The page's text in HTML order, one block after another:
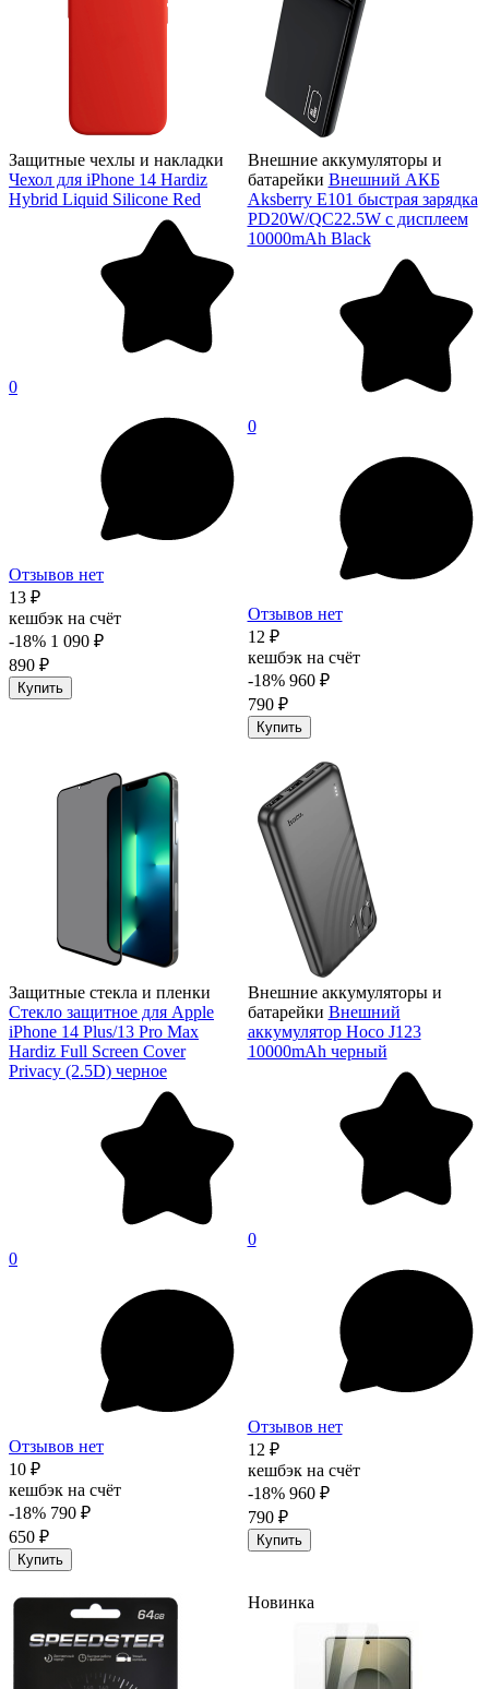
Защитные чехлы и накладки
Чехол для iPhone 14 Hardiz
Hybrid Liquid Silicone Red
0
Отзывов нет
13 ₽
кешбэк на счёт
-18% 1 090 ₽
890 ₽
Купить
Внешние аккумуляторы и
батарейки Внешний АКБ
Aksberry E101 быстрая зарядка
PD20W/QC22.5W с дисплеем
10000mAh Black
0
Отзывов нет
12 ₽
кешбэк на счёт
-18% 960 ₽
790 ₽
Купить
Защитные стекла и пленки
Стекло защитное для Apple
iPhone 14 Plus/13 Pro Max
Hardiz Full Screen Cover
Privacy (2.5D) черное
0
Отзывов нет
10 ₽
кешбэк на счёт
-18% 790 ₽
650 ₽
Купить
Внешние аккумуляторы и
батарейки Внешний
аккумулятор Hoco J123
10000mAh черный
0
Отзывов нет
12 ₽
кешбэк на счёт
-18% 960 ₽
790 ₽
Купить
Новинка